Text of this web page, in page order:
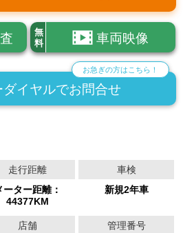
無
料
車両映像
ダイヤルでお問合せ
お急ぎの方はこちら！
走行距離
ーター距離：
44377KM
車検
新規2年車
店舗
管理番号